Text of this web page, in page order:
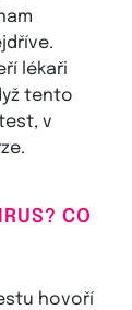
lékaři
tento
v
CO
hovoří